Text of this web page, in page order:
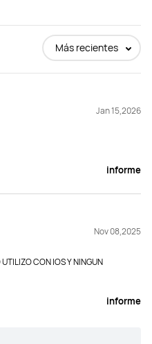
Comprar
Ajuste abierto
Transparencia
Más recientes
Jan 15,2026
informe
Nov 08,2025
CON IOS Y NINGUN
informe